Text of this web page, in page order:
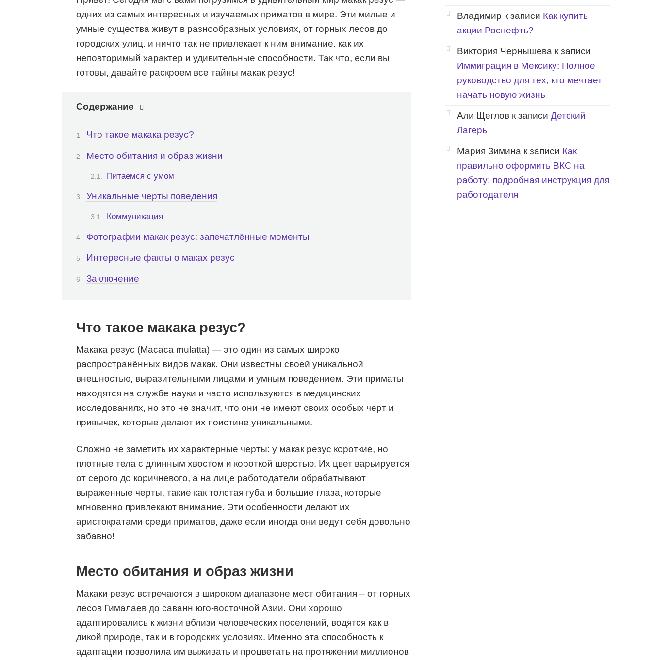
одних из самых интересных и изучаемых приматов в мире. Эти милые и
умные существа живут в разнообразных условиях, от горных лесов до
городских улиц, и ничто так не привлекает к ним внимание, как их
неповторимый характер и удивительные способности. Так что, если вы
готовы, давайте раскроем все тайны макак резус!
Содержание
Что такое макака резус?
Место обитания и образ жизни
Питаемся с умом
Уникальные черты поведения
Коммуникация
Фотографии макак резус: запечатлённые моменты
Интересные факты о маках резус
Заключение
Что такое макака резус?
Макака резус (Macaca mulatta) — это один из самых широко
распространённых видов макак. Они известны своей уникальной
внешностью, выразительными лицами и умным поведением. Эти приматы
находятся на службе науки и часто используются в медицинских
исследованиях, но это не значит, что они не имеют своих особых черт и
привычек, которые делают их поистине уникальными.
Сложно не заметить их характерные черты: у макак резус короткие, но
плотные тела с длинным хвостом и короткой шерстью. Их цвет варьируется
от серого до коричневого, а на лице работодатели обрабатывают
выраженные черты, такие как толстая губа и большие глаза, которые
мгновенно привлекают внимание. Эти особенности делают их
аристократами среди приматов, даже если иногда они ведут себя довольно
забавно!
Место обитания и образ жизни
Макаки резус встречаются в широком диапазоне мест обитания – от горных
лесов Гималаев до саванн юго-восточной Азии. Они хорошо
адаптировались к жизни вблизи человеческих поселений, водятся как в
дикой природе, так и в городских условиях. Именно эта способность к
адаптации позволила им выживать и процветать на протяжении миллионов
Владимир к записи Как купить
акции Роснефть?
Виктория Чернышева к записи
Иммиграция в Мексику: Полное
руководство для тех, кто мечтает
начать новую жизнь
Али Щеглов к записи Детский
Лагерь
Мария Зимина к записи Как
правильно оформить ВКС на
работу: подробная инструкция для
работодателя